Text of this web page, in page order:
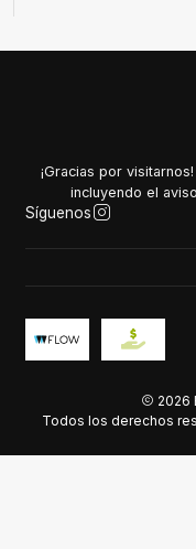
¡Gracias por
incluyendo el
Síguenos
2026
Todos los derechos